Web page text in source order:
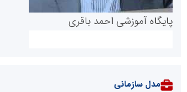
پایگاه آموزشی احمد باقری
مدل سازمانی